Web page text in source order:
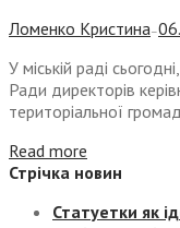
Ломенко Кристина —
У міській раді
Ради директорів
територіальної
Read more
Стрічка новин
Статуетки як